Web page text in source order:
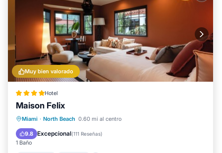
Muy bien valorado
Hotel
Maison Felix
Miami · North Beach 0.60 mi al centro
9.8 Excepcional(111 Reseñas)
1 Baño
Desayuno Piscina
Balcón/Terraza